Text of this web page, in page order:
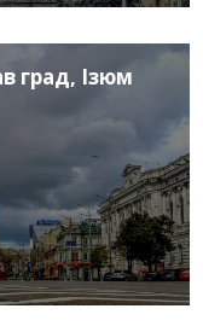
град, Ізюм